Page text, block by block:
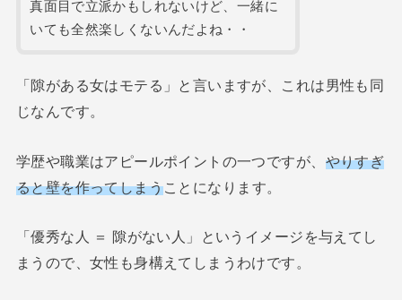
真面目で立派かもしれないけど、一緒に
いても全然楽しくないんだよね・・
「隙がある女はモテる」と言いますが、これは男性も同
じなんです。
学歴や職業はアピールポイントの一つですが、 やりすぎ
ると壁を作ってしまうことになります。
「優秀な人 ＝ 隙がない人」というイメージを与えてし
まうので、女性も身構えてしまうわけです。